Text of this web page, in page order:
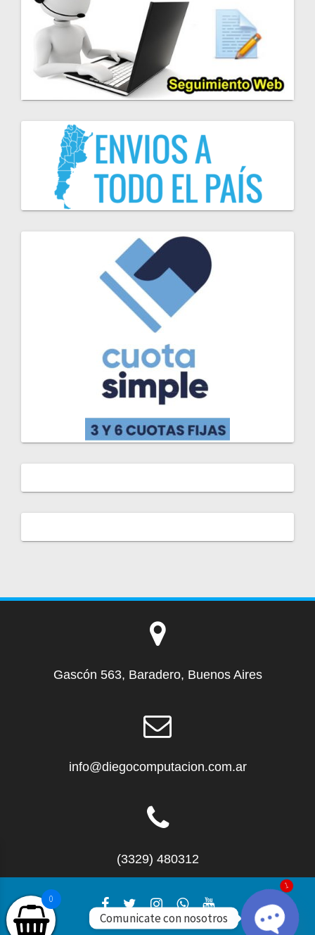
Gascón 563, Baradero, Buenos Aires
info@diegocomputacion.com.ar
(3329) 480312
0
Comunicate con nosotros
1